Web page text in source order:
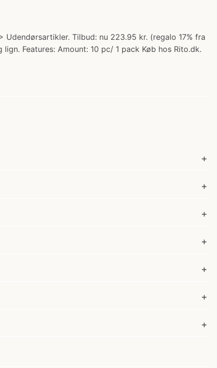
Tilbud: nu 223.95 kr. (regalo 17% fra
Features: Amount: 10 pc/ 1 pack Køb hos Rito.dk.